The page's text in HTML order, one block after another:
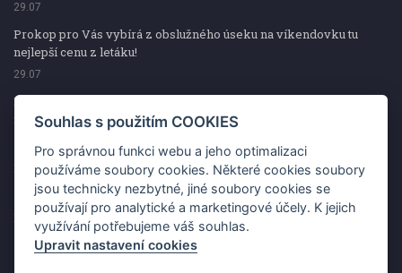
29.07
Prokop pro Vás vybírá z obslužného úseku na víkendovku tu
nejlepší cenu z letáku!
29.07
Prokop pro Vás vybírá z obslužného úseku na víkendovku tu
nejlepší cenu z letáku!
Kup špekáčky od Váhaly a vyhraj s naCOOPkou sekerku Fiskars
29.07
Prokop pro Vás vybírá na víkendovku ty nejlepší ceny z letáku!
29.07
Souhlas s použitím COOKIES
Pro správnou funkci webu a jeho optimalizaci
používáme soubory cookies. Některé cookies soubory
jsou technicky nezbytné, jiné soubory cookies se
používají pro analytické a marketingové účely. K jejich
využívání potřebujeme váš souhlas.
Upravit nastavení cookies